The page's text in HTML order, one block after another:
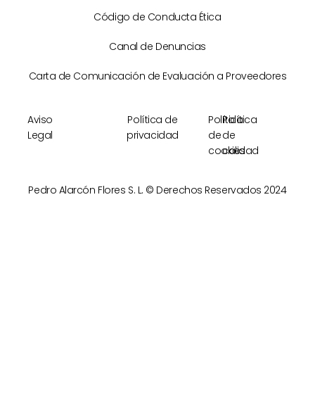
Código de Conducta Ética
Canal de Denuncias
Carta de Comunicación de Evaluación a Proveedores
Aviso
Legal
Política de
privacidad
Política
de
cookies
Política
de
calidad
Pedro Alarcón Flores S. L. © Derechos Reservados 2024